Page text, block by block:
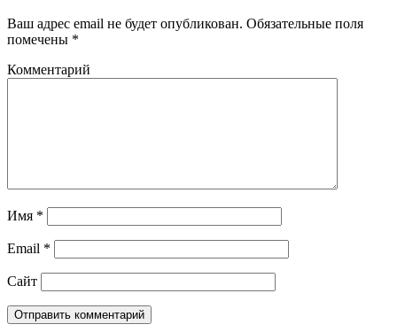
Ваш адрес email не будет опубликован. Обязательные поля
помечены *
Комментарий
Имя *
Email *
Сайт